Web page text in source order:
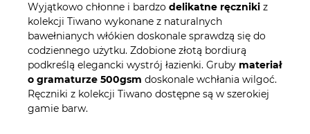
Wyjątkowo chłonne i bardzo delikatne ręczniki z
kolekcji Tiwano wykonane z naturalnych
bawełnianych włókien doskonale sprawdzą się do
codziennego użytku. Zdobione złotą bordiurą
podkreślą elegancki wystrój łazienki. Gruby materiał
o gramaturze 500gsm doskonale wchłania wilgoć.
Ręczniki z kolekcji Tiwano dostępne są w szerokiej
gamie barw.